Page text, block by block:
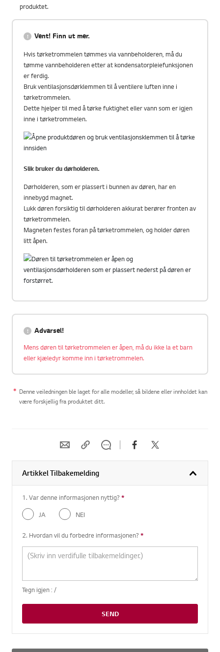
produktet.
Vent! Finn ut mer.
Hvis tørketrommelen tømmes via vannbeholderen, må du
tømme vannbeholderen etter at kondensatorpleiefunksjonen
er ferdig.
Bruk ventilasjonsdørklemmen til å ventilere luften inne i
tørketrommelen.
Dette hjelper til med å tørke fuktighet eller vann som er igjen
inne i tørketrommelen.
Slik bruker du dørholderen.
Dørholderen, som er plassert i bunnen av døren, har en
innebygd magnet.
Lukk døren forsiktig til dørholderen akkurat berører fronten av
tørketrommelen.
Magneten festes foran på tørketrommelen, og holder døren
litt åpen.
Advarsel!
Mens døren til tørketrommelen er åpen, må du ikke la et barn
eller kjæledyr komme inn i tørketrommelen.
Denne veiledningen ble laget for alle modeller, så bildene eller innholdet kan
være forskjellig fra produktet ditt.
Artikkel Tilbakemelding
1. Var denne informasjonen nyttig? *
JA
NEI
2. Hvordan vil du forbedre informasjonen? *
Tegn igjen : /
SEND